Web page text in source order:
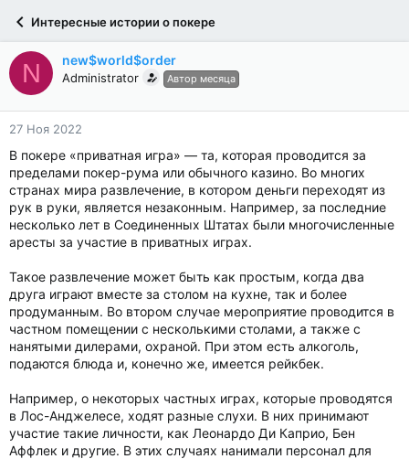
Интересные истории о покере
N new$world$order
Administrator Автор месяца
27 Ноя 2022
В покере «приватная игра» — та, которая проводится за
пределами покер-рума или обычного казино. Во многих
странах мира развлечение, в котором деньги переходят из
рук в руки, является незаконным. Например, за последние
несколько лет в Соединенных Штатах были многочисленные
аресты за участие в приватных играх.
Такое развлечение может быть как простым, когда два
друга играют вместе за столом на кухне, так и более
продуманным. Во втором случае мероприятие проводится в
частном помещении с несколькими столами, а также с
нанятыми дилерами, охраной. При этом есть алкоголь,
подаются блюда и, конечно же, имеется рейкбек.
Например, о некоторых частных играх, которые проводятся
в Лос-Анджелесе, ходят разные слухи. В них принимают
участие такие личности, как Леонардо Ди Каприо, Бен
Аффлек и другие. В этих случаях нанимали персонал для